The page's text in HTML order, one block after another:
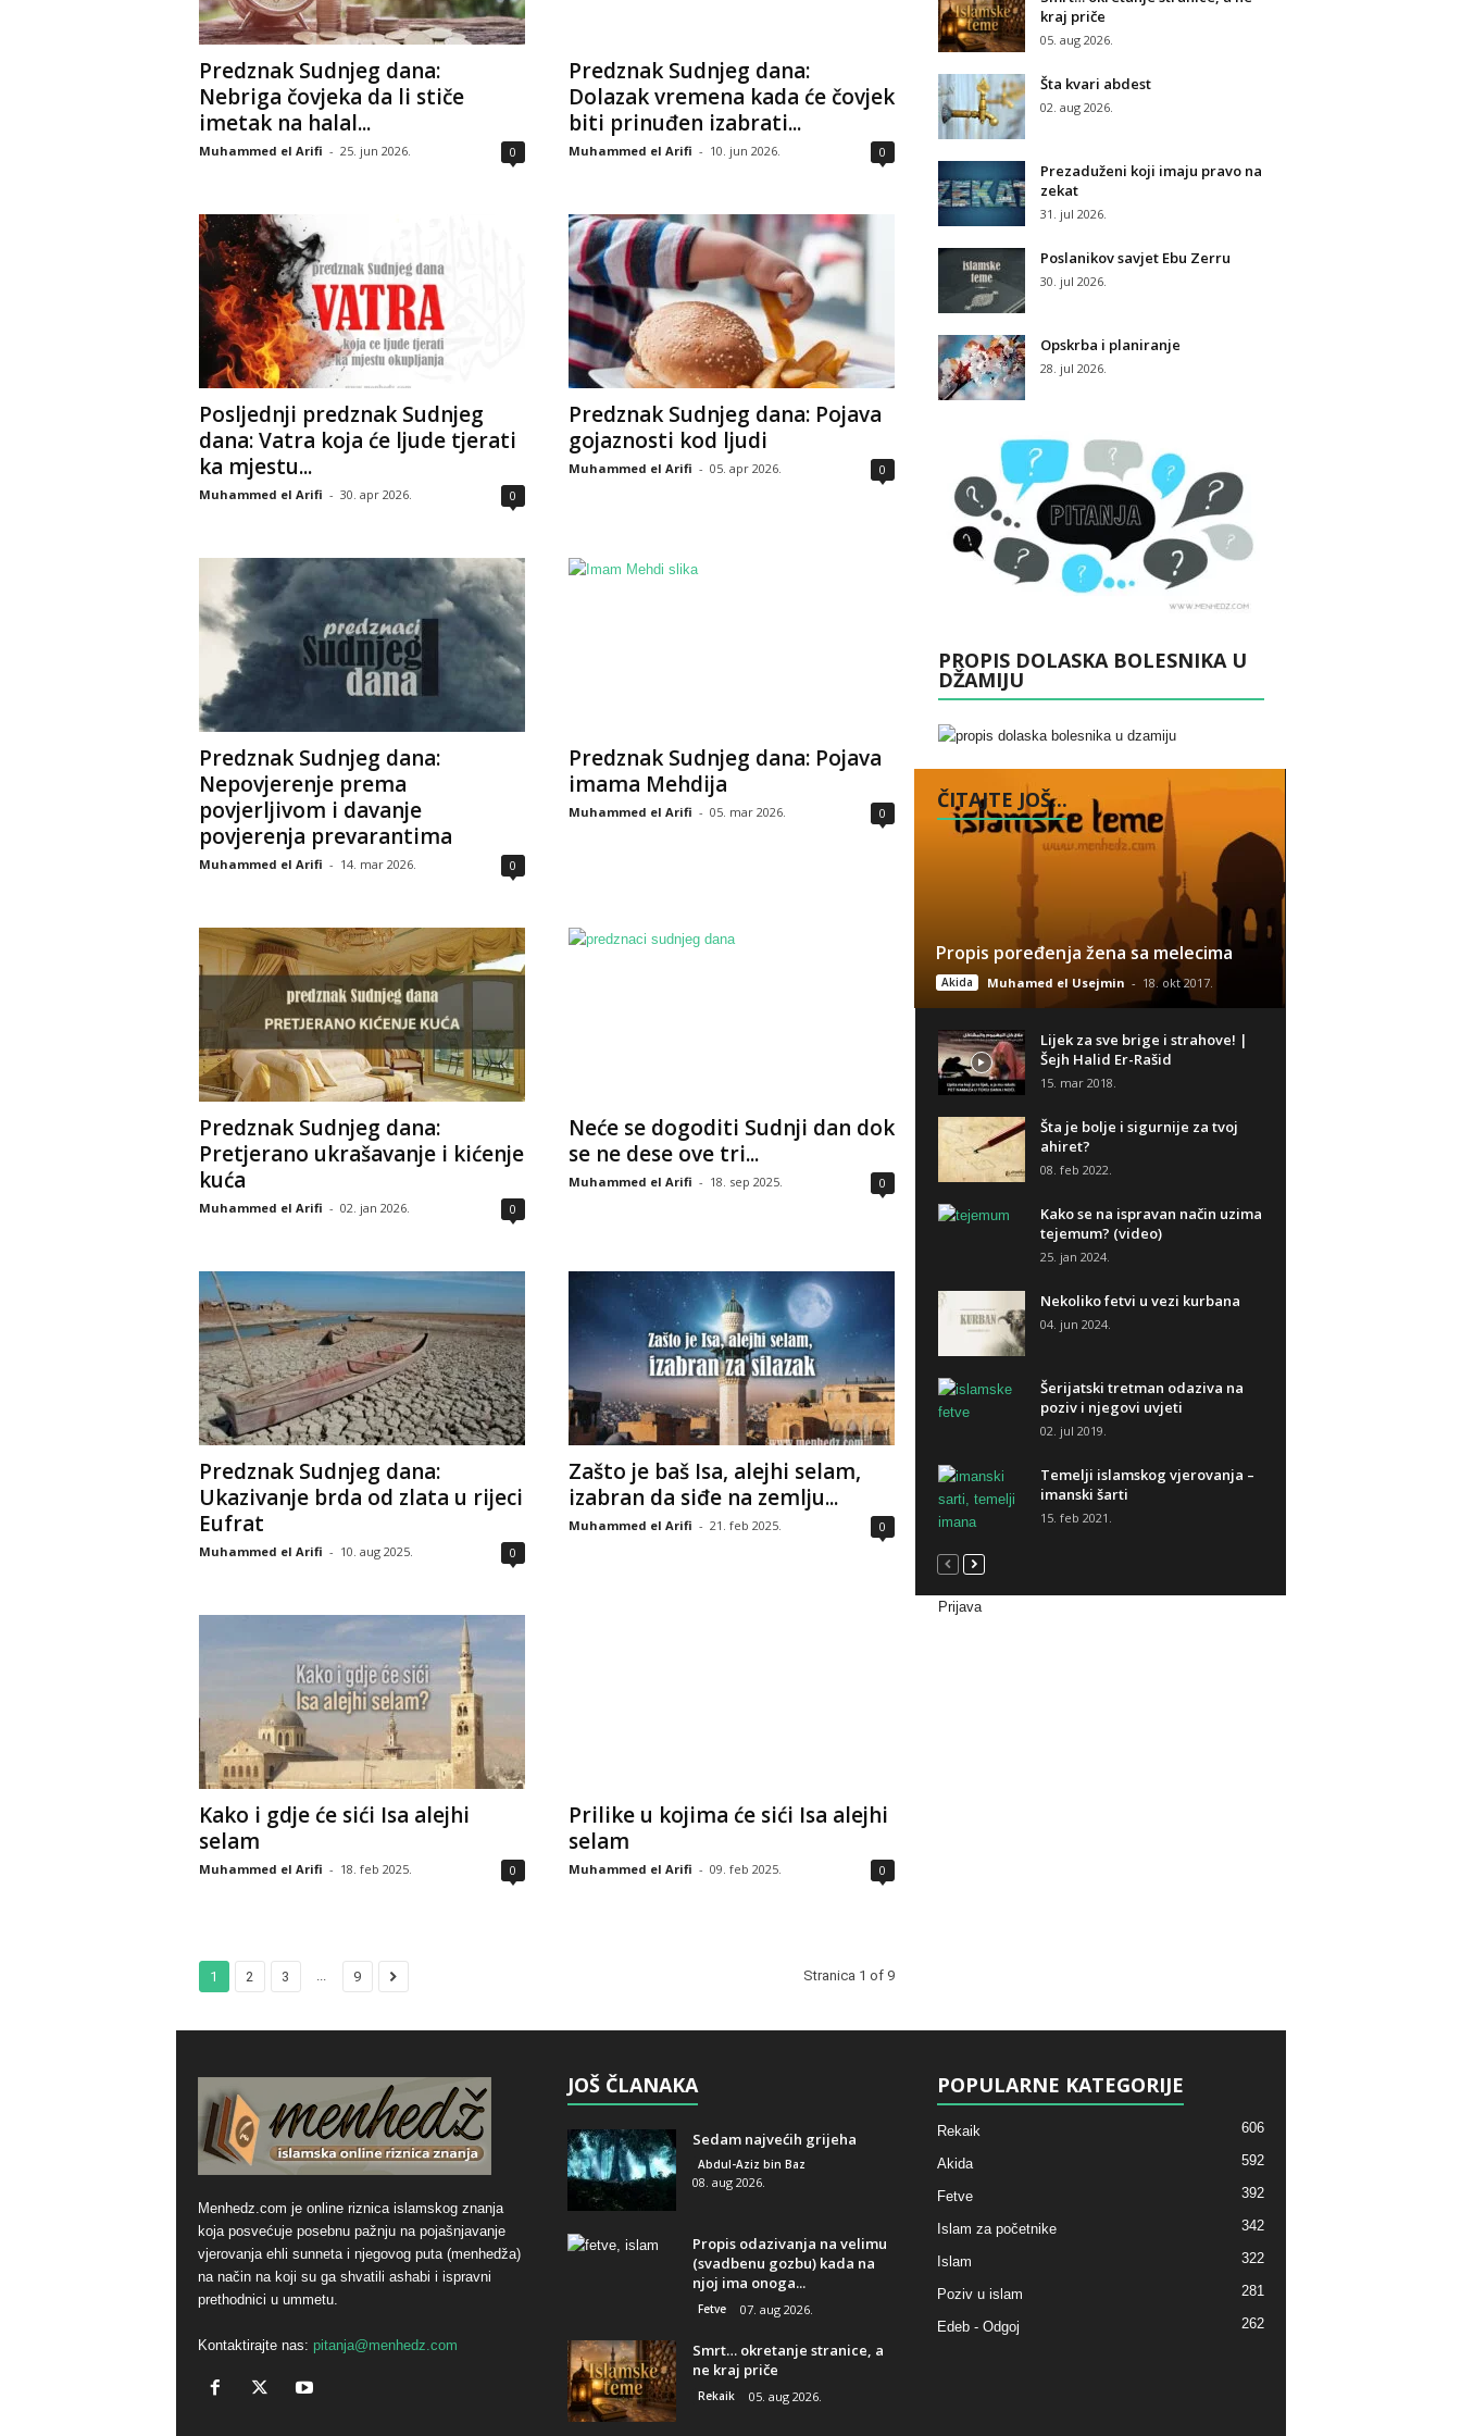
Predznak Sudnjeg dana:
Nebriga čovjeka da li stiče
imetak na halal...
Muhammed el Arifi - 25. jun 2026. 0
Predznak Sudnjeg dana:
Dolazak vremena kada će čovjek
biti prinuđen izabrati...
Muhammed el Arifi - 10. jun 2026. 0
Posljednji predznak Sudnjeg
dana: Vatra koja će ljude tjerati
ka mjestu...
Muhammed el Arifi - 30. apr 2026. 0
Predznak Sudnjeg dana: Pojava
gojaznosti kod ljudi
Muhammed el Arifi - 05. apr 2026. 0
Predznak Sudnjeg dana:
Nepovjerenje prema
povjerljivom i davanje
povjerenja prevarantima
Muhammed el Arifi - 14. mar 2026. 0
Predznak Sudnjeg dana: Pojava
imama Mehdija
Muhammed el Arifi - 05. mar 2026. 0
Predznak Sudnjeg dana:
Pretjerano ukrašavanje i kićenje
kuća
Muhammed el Arifi - 02. jan 2026. 0
Neće se dogoditi Sudnji dan dok
se ne dese ove tri...
Muhammed el Arifi - 18. sep 2025. 0
Predznak Sudnjeg dana:
Ukazivanje brda od zlata u rijeci
Eufrat
Muhammed el Arifi - 10. aug 2025. 0
Zašto je baš Isa, alejhi selam,
izabran da siđe na zemlju...
Muhammed el Arifi - 21. feb 2025. 0
Kako i gdje će sići Isa alejhi
selam
Muhammed el Arifi - 18. feb 2025. 0
Prilike u kojima će sići Isa alejhi
selam
Muhammed el Arifi - 09. feb 2025. 0
1 2 3 ... 9 Stranica 1 of 9
kraj priče
05. aug 2026.
Šta kvari abdest
02. aug 2026.
Prezaduženi koji imaju pravo na
zekat
31. jul 2026.
Poslanikov savjet Ebu Zerru
30. jul 2026.
Opskrba i planiranje
28. jul 2026.
PROPIS DOLASKA BOLESNIKA U
DŽAMIJU
ČITAJTE JOŠ...
Propis poređenja žena sa melecima
Akida Muhamed el Usejmin - 18. okt 2017.
Lijek za sve brige i strahove! |
Šejh Halid Er-Rašid
15. mar 2018.
Šta je bolje i sigurnije za tvoj
ahiret?
08. feb 2022.
Kako se na ispravan način uzima
tejemum? (video)
25. jan 2024.
Nekoliko fetvi u vezi kurbana
04. jun 2024.
Šerijatski tretman odaziva na
poziv i njegovi uvjeti
02. jul 2019.
Temelji islamskog vjerovanja –
imanski šarti
15. feb 2021.
Prijava
Menhedz.com je online riznica islamskog znanja
koja posvećuje posebnu pažnju na pojašnjavanje
vjerovanja ehli sunneta i njegovog puta (menhedža)
na način na koji su ga shvatili ashabi i ispravni
prethodnici u ummetu.
Kontaktirajte nas: pitanja@menhedz.com
JOŠ ČLANAKA
Sedam najvećih grijeha
Abdul-Aziz bin Baz
08. aug 2026.
Propis odazivanja na velimu
(svadbenu gozbu) kada na
njoj ima onoga...
Fetve 07. aug 2026.
Smrt… okretanje stranice, a
ne kraj priče
Rekaik 05. aug 2026.
POPULARNE KATEGORIJE
Rekaik 606
Akida 592
Fetve 392
Islam za početnike 342
Islam 322
Poziv u islam 281
Edeb - Odgoj 262